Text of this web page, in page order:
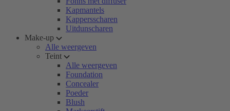
Kapmantels
Kappersscharen
Uitdunscharen
Make-up
Alle weergeven
Teint
Alle weergeven
Foundation
Concealer
Poeder
Blush